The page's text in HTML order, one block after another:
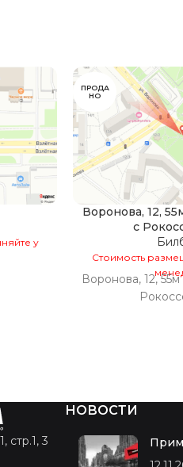
у
ПРОДА
НО
Воронова, 12,
с
Стоимость
Воронова, 12,
стр.1, 3
НОВОСТИ